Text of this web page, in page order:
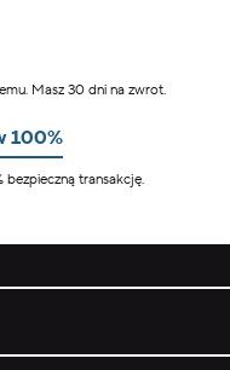
Masz 30 dni na zwrot.
100%
transakcję.